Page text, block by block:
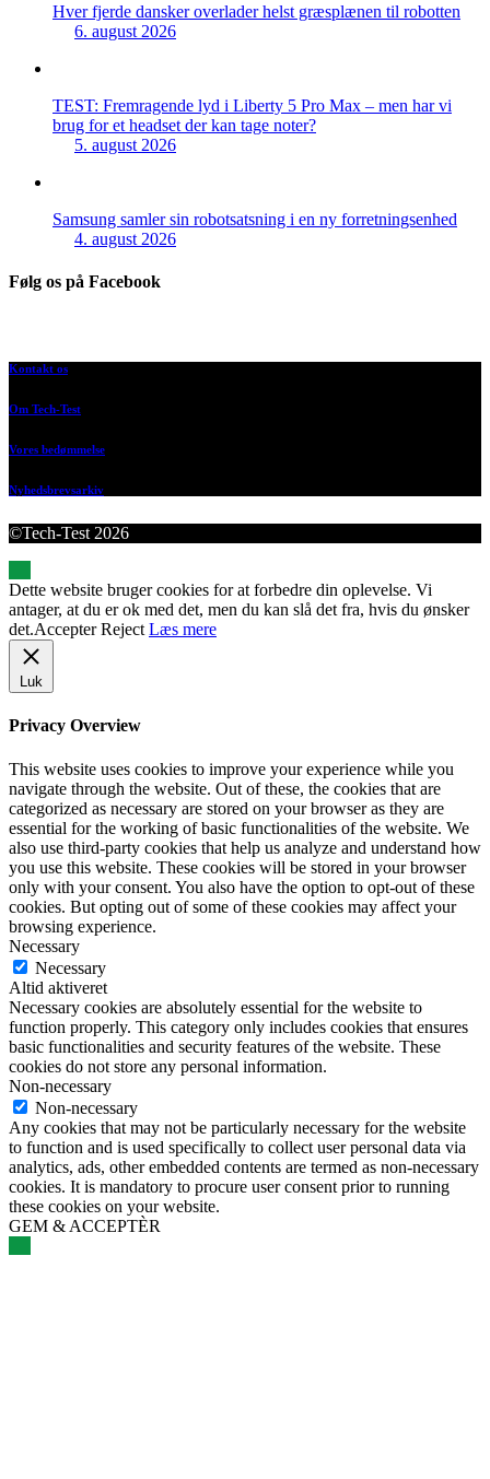
Hver fjerde dansker overlader helst græsplænen til robotten
6. august 2026
TEST: Fremragende lyd i Liberty 5 Pro Max – men har vi
brug for et headset der kan tage noter?
5. august 2026
Samsung samler sin robotsatsning i en ny forretningsenhed
4. august 2026
Følg os på Facebook
Kontakt os
Om Tech-Test
Vores bedømmelse
Nyhedsbrevsarkiv
©Tech-Test 2026
Dette website bruger cookies for at forbedre din oplevelse. Vi
antager, at du er ok med det, men du kan slå det fra, hvis du ønsker
det.Accepter Reject Læs mere
Luk
Privacy Overview
This website uses cookies to improve your experience while you
navigate through the website. Out of these, the cookies that are
categorized as necessary are stored on your browser as they are
essential for the working of basic functionalities of the website. We
also use third-party cookies that help us analyze and understand how
you use this website. These cookies will be stored in your browser
only with your consent. You also have the option to opt-out of these
cookies. But opting out of some of these cookies may affect your
browsing experience.
Necessary
Necessary
Altid aktiveret
Necessary cookies are absolutely essential for the website to
function properly. This category only includes cookies that ensures
basic functionalities and security features of the website. These
cookies do not store any personal information.
Non-necessary
Non-necessary
Any cookies that may not be particularly necessary for the website
to function and is used specifically to collect user personal data via
analytics, ads, other embedded contents are termed as non-necessary
cookies. It is mandatory to procure user consent prior to running
these cookies on your website.
GEM & ACCEPTÈR